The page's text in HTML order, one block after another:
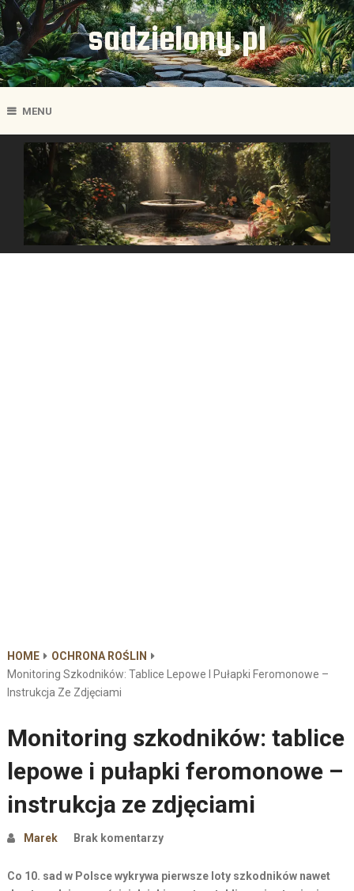
sadzielony.pl
MENU
HOME
OCHRONA ROŚLIN
Monitoring Szkodników: Tablice Lepowe I Pułapki Feromonowe –
Instrukcja Ze Zdjęciami
Monitoring szkodników: tablice
lepowe i pułapki feromonowe –
instrukcja ze zdjęciami
Marek Brak komentarzy
Co 10. sad w Polsce wykrywa pierwsze loty szkodników nawet